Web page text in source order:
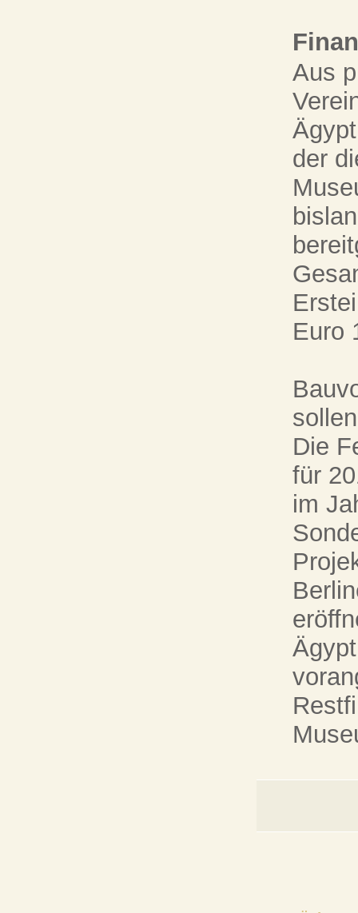
Aus
der
Euro
Die
für
im